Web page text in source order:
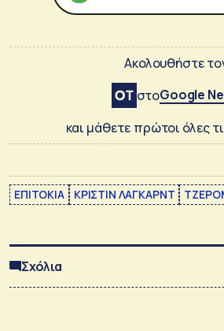
Ακολουθήστε
στοGoogle
και μάθετε πρώτοι όλες
ΕΠΙΤΟΚΙΑ ΚΡΙΣΤΙΝ ΛΑΓΚΑΡΝΤ
Σχόλια